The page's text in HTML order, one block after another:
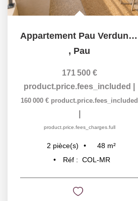
Appartement Pau Verdun, 2 pièces, parking
, Pau
171 500 €
product.price.fees_included
160 000 € product.price.fees_included
product.price.fees_charges.full
2 pièce(s) 48 m²
Réf : COL-MR